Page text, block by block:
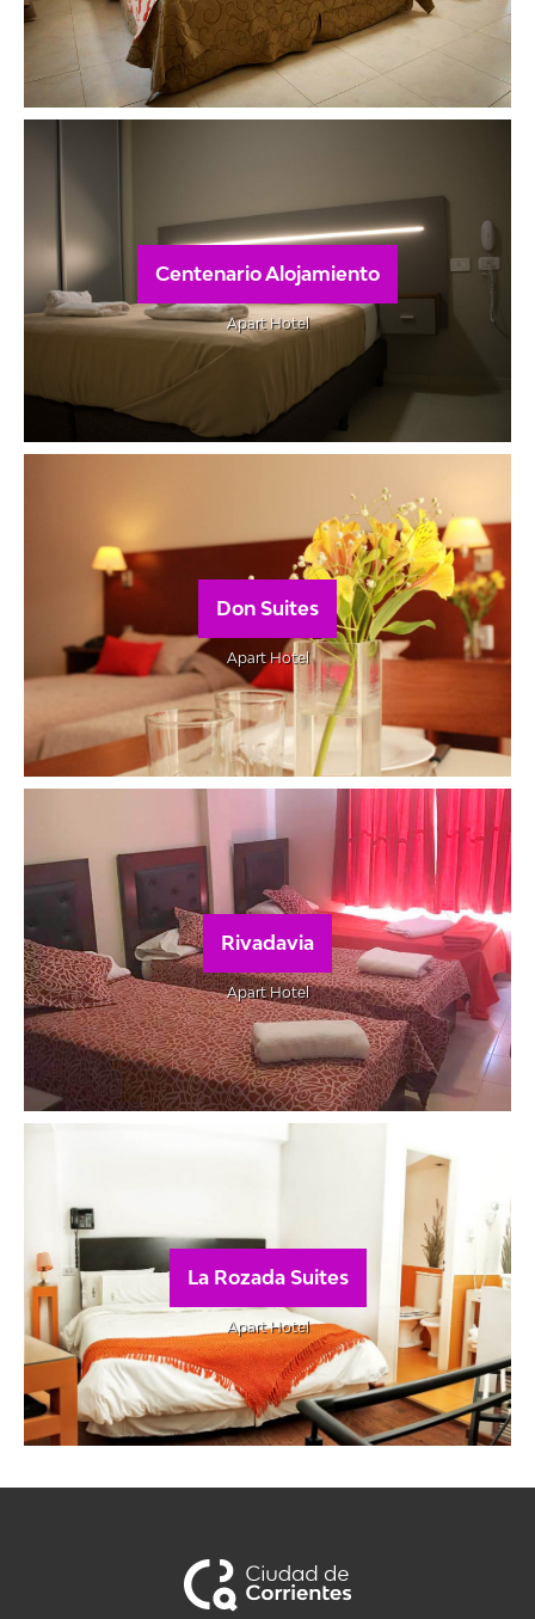
Centenario Alojamiento
Apart Hotel
Don Suites
Apart Hotel
Rivadavia
Apart Hotel
La Rozada Suites
Apart Hotel